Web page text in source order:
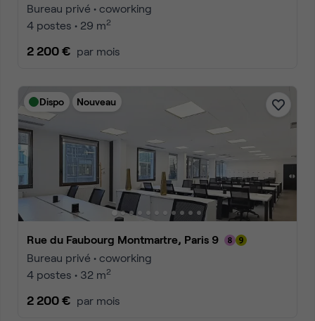
Bureau privé • coworking
4 postes • 29 m2
2 200 € par mois
Dispo Nouveau
Rue du Faubourg Montmartre, Paris 9
Bureau privé • coworking
4 postes • 32 m2
2 200 € par mois